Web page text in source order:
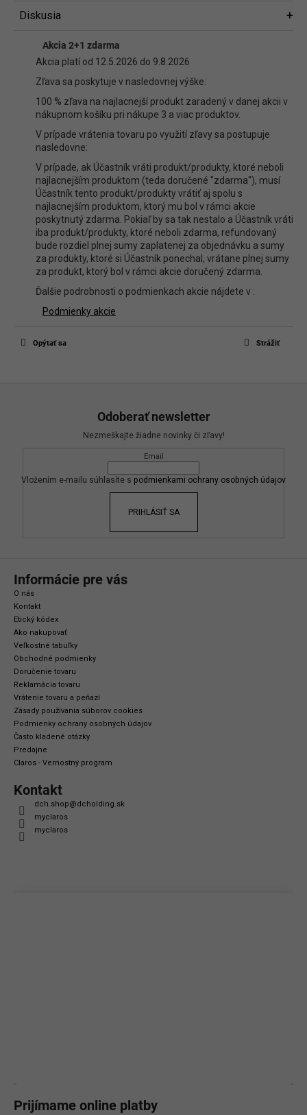
Akcia 2+1 zdarma
Akcia platí od 12.5.2026 do 9.8.2026
Zľava sa poskytuje v nasledovnej výške:
100 % zľava na najlacnejší produkt zaradený v danej akcii v
nákupnom košíku pri nákupe 3 a viac produktov.
V prípade vrátenia tovaru po využití zľavy sa postupuje
nasledovne:
V prípade, ak Účastník vráti produkt/produkty, ktoré neboli
najlacnejším produktom (teda doručené "zdarma"), musí
Účastník tento produkt/produkty vrátiť aj spolu s
najlacnejším produktom, ktorý mu bol v rámci akcie
poskytnutý zdarma. Pokiaľ by sa tak nestalo a Účastník vráti
iba produkt/produkty, ktoré neboli zdarma, refundovaný
bude rozdiel plnej sumy zaplatenej za objednávku a sumy
za produkty, ktoré si Účastník ponechal, vrátane plnej sumy
za produkt, ktorý bol v rámci akcie doručený zdarma.
Ďalšie podrobnosti o podmienkach akcie nájdete v :
Podmienky akcie
Opýtať sa Strážiť
Diskusia
Diskusia
Buďte prvý, kto napíše príspevok k tejto položke.
Len registrovaní používatelia môžu pridávať príspevky. Prosím
alebo sazaregistrujte.
Odoberať newsletter
Nezmeškajte žiadne novinky či zľavy!
Email
Vložením e-mailu súhlasíte s podmienkami ochrany osobných údajov
PRIHLÁSIŤ SA
Informácie pre vás
O nás
Kontakt
Etický kódex
Ako nakupovať
Veľkostné tabuľky
Obchodné podmienky
Doručenie tovaru
Reklamácia tovaru
Vrátenie tovaru a peňazí
Zásady používania súborov cookies
Podmienky ochrany osobných údajov
Často kladené otázky
Predajne
Claros - Vernostný program
Kontakt
dch.shop@dcholding.sk
myclaros
myclaros
Prijímame online platby